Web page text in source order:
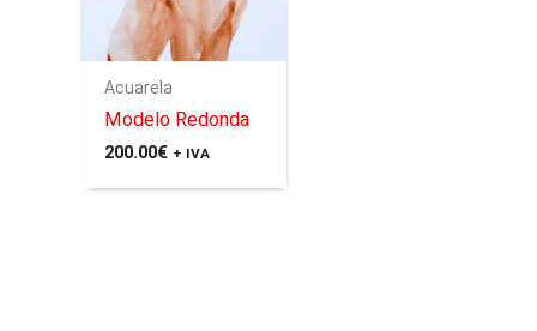
Acuarela
Modelo Redonda
200.00€ + IVA